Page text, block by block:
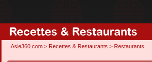
Recettes & Restaurants
Asie360.com > Recettes & Restaurants > Restaurants